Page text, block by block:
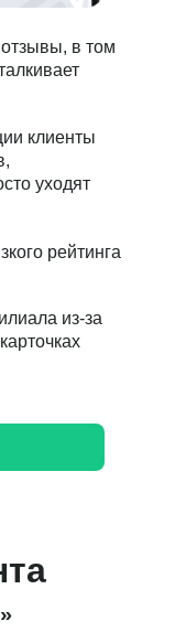
в том
клиенты
уходят
рейтинга
из-за